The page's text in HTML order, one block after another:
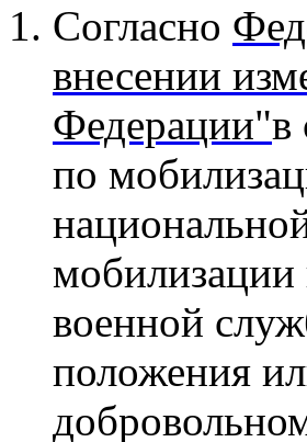
Согласно
внесении
Федерации"в
по
мобилизации
военной
положения